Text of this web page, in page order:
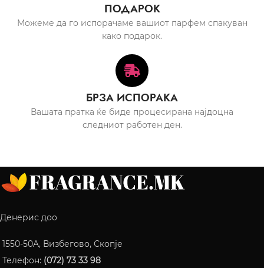
ПОДАРОК
Можеме да го испорачаме вашиот парфем спакуван
како подарок.
БРЗА ИСПОРАКА
Вашата пратка ќе биде процесирана најдоцна
следниот работен ден.
Денерис доо
1550-50A, Визбегово, Скопје
Телефон: (072) 73 33 98